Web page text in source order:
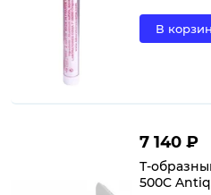
В
7 140 ₽
Т-
500C